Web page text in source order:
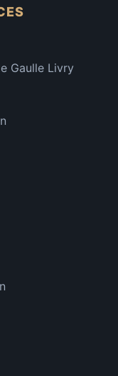
Gaulle Livry